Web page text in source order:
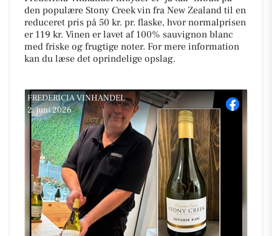
den populære Stony Creek vin fra New Zealand til en
reduceret pris på 50 kr. pr. flaske, hvor normalprisen
er 119 kr. Vinen er lavet af 100% sauvignon blanc
med friske og frugtige noter. For mere information
kan du læse det oprindelige opslag.
FREDERICIA VINHANDEL
2. juni 2026